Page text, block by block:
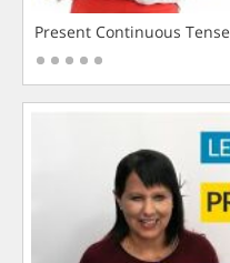
Present Continuous Tense